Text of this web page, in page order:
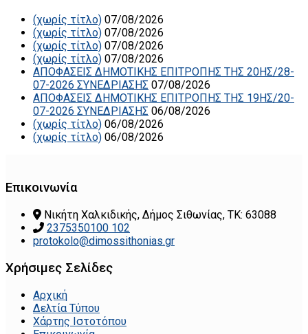
(χωρίς τίτλο) 07/08/2026
(χωρίς τίτλο) 07/08/2026
(χωρίς τίτλο) 07/08/2026
(χωρίς τίτλο) 07/08/2026
ΑΠΟΦΑΣΕΙΣ ΔΗΜΟΤΙΚΗΣ ΕΠΙΤΡΟΠΗΣ ΤΗΣ 20ΗΣ/28-
07-2026 ΣΥΝΕΔΡΙΑΣΗΣ 07/08/2026
ΑΠΟΦΑΣΕΙΣ ΔΗΜΟΤΙΚΗΣ ΕΠΙΤΡΟΠΗΣ ΤΗΣ 19ΗΣ/20-
07-2026 ΣΥΝΕΔΡΙΑΣΗΣ 06/08/2026
(χωρίς τίτλο) 06/08/2026
(χωρίς τίτλο) 06/08/2026
Επικοινωνία
Νικήτη Χαλκιδικής, Δήμος Σιθωνίας, ΤΚ: 63088
2375350100 102
protokolo@dimossithonias.gr
Χρήσιμες Σελίδες
Αρχική
Δελτία Τύπου
Χάρτης Ιστοτόπου